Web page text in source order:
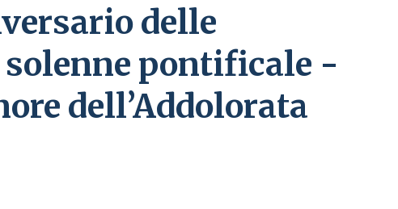
delle
pontificale -
dell’Addolorata